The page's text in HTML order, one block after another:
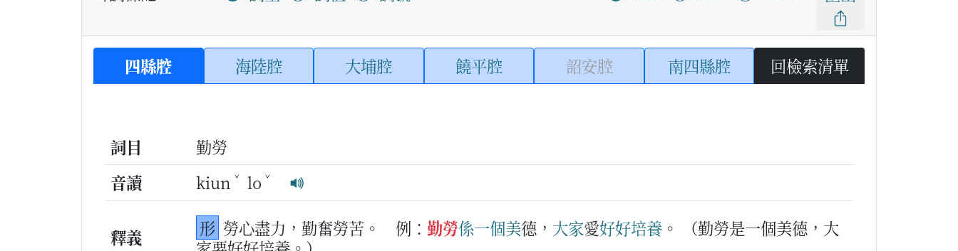
四縣腔 海陸腔 大埔腔 饒平腔 詔安腔 南四縣腔 回檢索清單
詞目
勤勞
音讀
kiun ˇ lo ˇ
釋義 形 勞心盡力，勤奮勞苦。 例： 勤勞係一個美德， 大家愛好好培養 。
（勤勞是一個美德，大